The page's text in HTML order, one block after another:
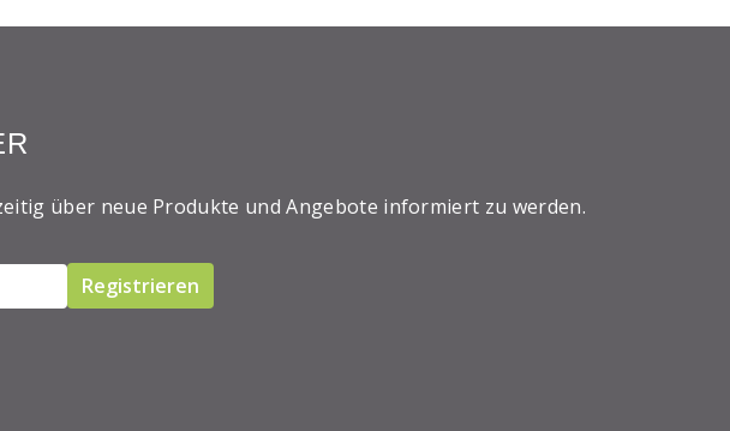
über neue Produkte und Angebote informiert zu werden.
Registrieren